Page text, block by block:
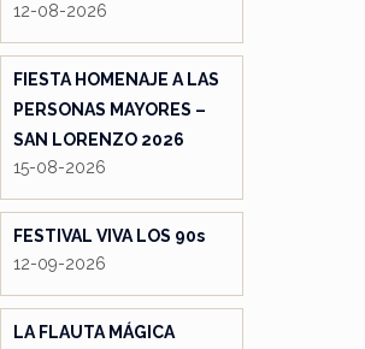
12-08-2026
FIESTA HOMENAJE A LAS
PERSONAS MAYORES –
SAN LORENZO 2026
15-08-2026
FESTIVAL VIVA LOS 90s
12-09-2026
LA FLAUTA MÁGICA